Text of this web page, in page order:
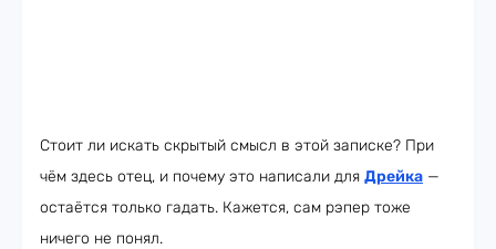
Стоит ли искать скрытый смысл в этой записке? При
чём здесь отец, и почему это написали для Дрейка —
остаётся только гадать. Кажется, сам рэпер тоже
ничего не понял.